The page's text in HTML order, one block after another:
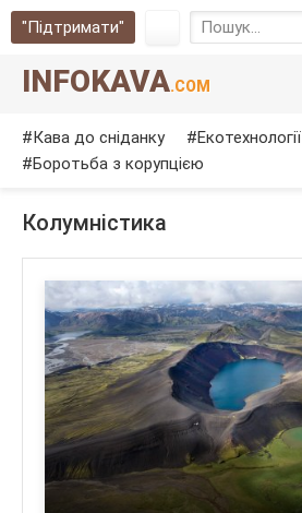
"Підтримати"
INFOKAVA.COM
Кава до сніданку Екотехнології
Боротьба з корупцією
Колумністика